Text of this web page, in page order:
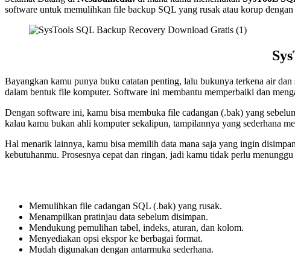
software untuk memulihkan file backup SQL yang rusak atau korup dengan
Bayangkan kamu punya buku catatan penting, lalu bukunya terkena air
dalam bentuk file komputer. Software ini membantu memperbaiki dan
Dengan software ini, kamu bisa membuka file cadangan (.bak) yang
kalau kamu bukan ahli komputer sekalipun, tampilannya yang sederhana
Hal menarik lainnya, kamu bisa memilih data mana saja yang ingin
kebutuhanmu. Prosesnya cepat dan ringan, jadi kamu tidak perlu
Memulihkan file cadangan SQL (.bak) yang rusak.
Menampilkan pratinjau data sebelum disimpan.
Mendukung pemulihan tabel, indeks, aturan, dan kolom.
Menyediakan opsi ekspor ke berbagai format.
Mudah digunakan dengan antarmuka sederhana.